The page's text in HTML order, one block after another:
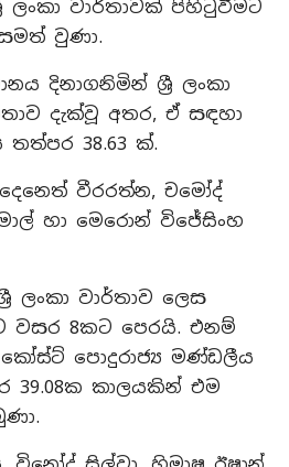
ලංකා වාර්තාවක් පිහිටුවීමට
වුණා.
දිනාගනිමින් ශ්‍රී ලංකා
දැක්වූ අතර, ඒ සඳහා
38.63 ක්.
වීරරත්න, චමෝද්
හා මෙරොන් විජේසිංහ
ලංකා වාර්තාව ලෙස
8කට පෙරයි. එනම්
පොදුරාජ්‍ය මණ්ඩලීය
39.08ක කාලයකින් එම